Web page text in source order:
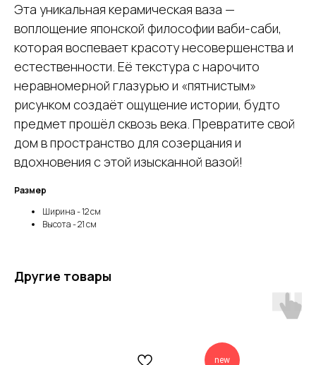
Эта уникальная керамическая ваза —
воплощение японской философии ваби-саби,
которая воспевает красоту несовершенства и
естественности. Её текстура с нарочито
неравномерной глазурью и «пятнистым»
рисунком создаёт ощущение истории, будто
предмет прошёл сквозь века. Превратите свой
дом в пространство для созерцания и
вдохновения с этой изысканной вазой!
Размер
Ширина - 12 см
Высота - 21 см
Другие товары
new